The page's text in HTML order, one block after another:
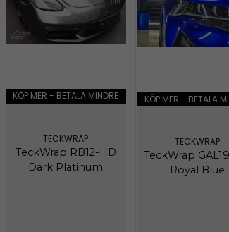
KÖP MER - BETALA MINDRE
TECKWRAP
TeckWrap RB12-HD
Dark Platinum
KÖP MER - BETALA
TECKWRAP
TeckWrap
Royal Blue